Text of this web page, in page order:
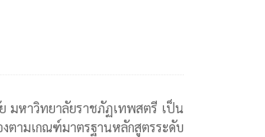
มหาวิทยาลัยราชภัฏเทพสตรี เป็น
มเกณฑ์มาตรฐานหลักสูตรระดับ